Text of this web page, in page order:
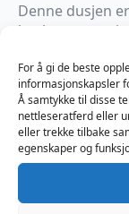
For å gi de beste
informasjonskapsler
Å samtykke til disse
nettleseratferd eller
eller trekke tilbake
egenskaper og
Denne dusjen
bruke og
justering av
og enkel å
hygienerutine.
• Flere
• Myk,
• Oppladbar og
• Stor
• Fjernkontroll